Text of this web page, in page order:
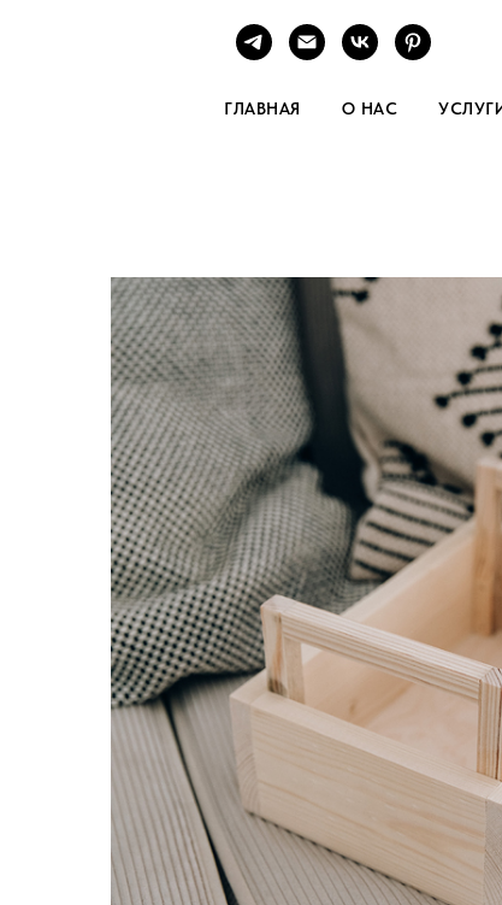
ГЛАВНАЯ О НАС